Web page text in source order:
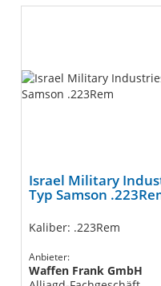
Israel Military
Typ Samson
Kaliber: .223Rem
Anbieter:
Waffen Frank GmbH